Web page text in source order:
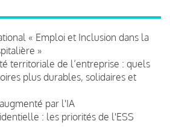
« Emploi et Inclusion dans la
»
territoriale de l’entreprise : quels
plus durables, solidaires et
par l'IA
: les priorités de l'ESS